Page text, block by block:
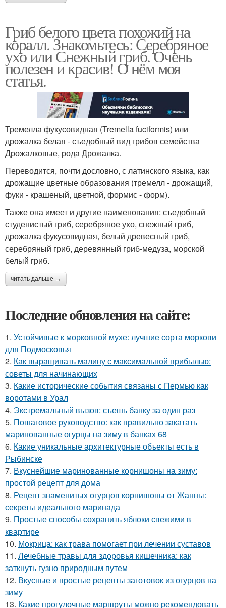
Гриб белого цвета похожий на
коралл. Знакомьтесь: Серебряное
ухо или Снежный гриб. Очень
полезен и красив! О нём моя
статья.
Тремелла фукусовидная (Tremella fuciformis) или
дрожалка белая - съедобный вид грибов семейства
Дрожалковые, рода Дрожалка.
Переводится, почти дословно, с латинского языка, как
дрожащие цветные образования (тремелл - дрожащий,
фуки - крашеный, цветной, формис - форм).
Также она имеет и другие наименования: съедобный
студенистый гриб, серебряное ухо, снежный гриб,
дрожалка фукусовидная, белый древесный гриб,
серебряный гриб, деревянный гриб-медуза, морской
белый гриб.
читать дальше →
Последние обновления на сайте:
1. Устойчивые к морковной мухе: лучшие сорта моркови
для Подмосковья
2. Как выращивать малину с максимальной прибылью:
советы для начинающих
3. Какие исторические события связаны с Пермью как
воротами в Урал
4. Экстремальный вызов: съешь банку за один раз
5. Пошаговое руководство: как правильно закатать
маринованные огурцы на зиму в банках 68
6. Какие уникальные архитектурные объекты есть в
Рыбинске
7. Вкуснейшие маринованные корнишоны на зиму:
простой рецепт для дома
8. Рецепт знаменитых огурцов корнишоны от Жанны:
секреты идеального маринада
9. Простые способы сохранить яблоки свежими в
квартире
10. Мокрица: как трава помогает при лечении суставов
11. Лечебные травы для здоровья кишечника: как
заткнуть гузно природным путем
12. Вкусные и простые рецепты заготовок из огурцов на
зиму
13. Какие прогулочные маршруты можно рекомендовать